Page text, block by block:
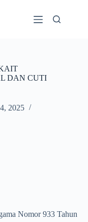
DAN CUTI
2025
Nomor 933 Tahun